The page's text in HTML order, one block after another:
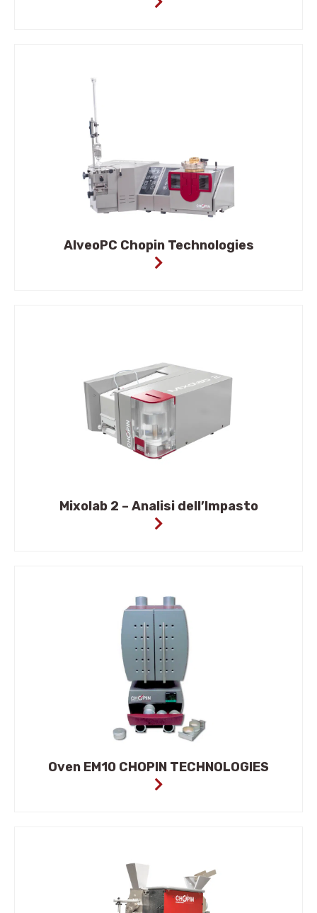
AlveoPC Chopin Technologies
Mixolab 2 – Analisi dell’Impasto
Oven EM10 CHOPIN TECHNOLOGIES